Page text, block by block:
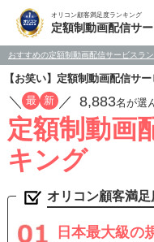
オリコン顧客満足度ランキング
定額制動画配信サ
おすすめの定額制動画配信サービスラ
【お笑い】定額制動画配信サ
／ 最 新 ／ 8,883名が選
定額制動画
キング
オリコン顧客満
日本最大級の